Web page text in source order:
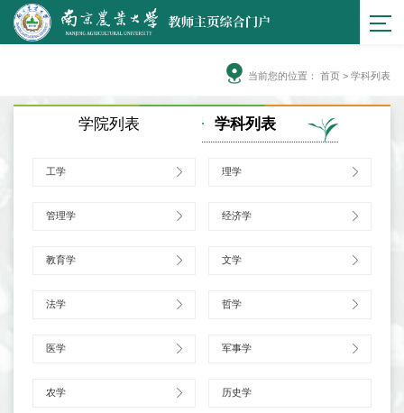
当前您的位置： 首页 > 学科列表
学院列表 学科列表
工学 理学
管理学 经济学
教育学 文学
法学 哲学
医学 军事学
农学 历史学